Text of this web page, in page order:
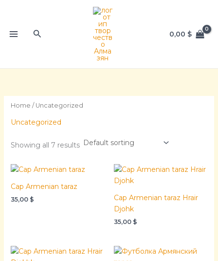
Search 0,00 $
Home / Uncategorized
Uncategorized
Showing all 7 results
Cap Armenian taraz
35,00 $
Cap Armenian taraz Hrair
Djohk
35,00 $